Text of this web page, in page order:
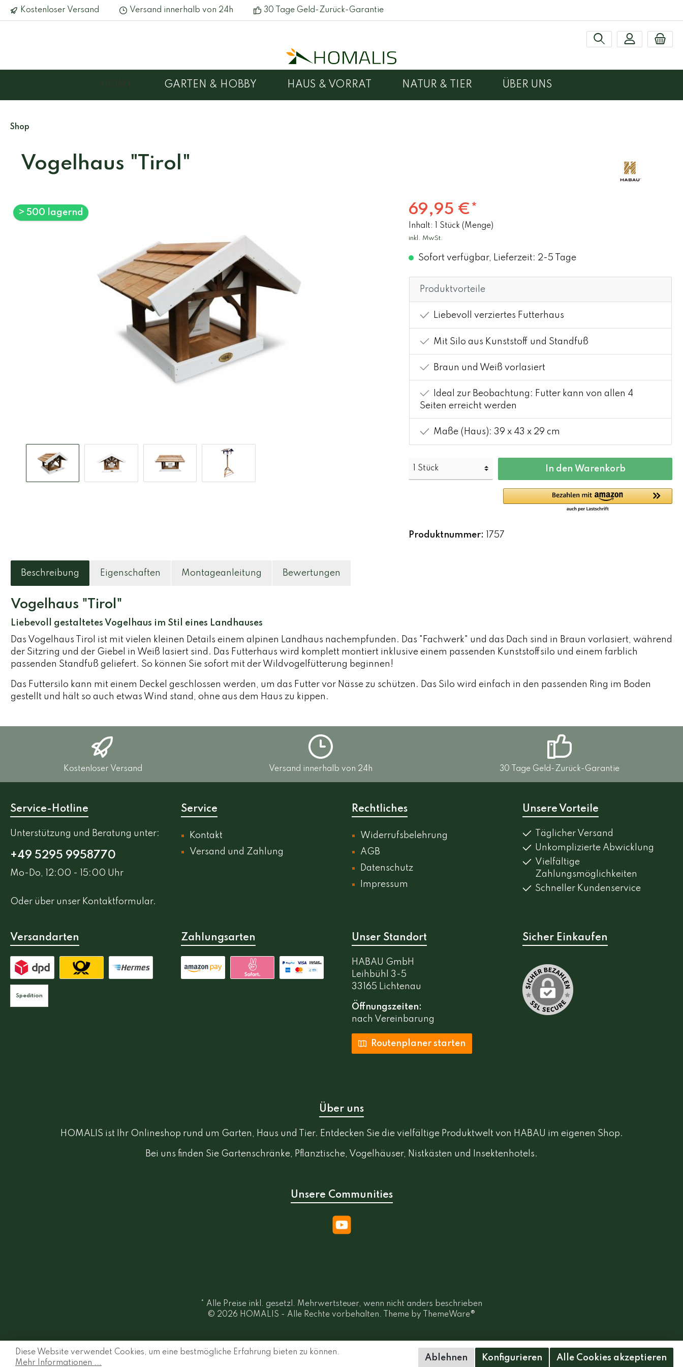
Kostenloser Versand Versand innerhalb von 24h 30 Tage Geld-Zurück-Garantie
GARTEN & HOBBY HAUS & VORRAT NATUR & TIER ÜBER UNS
Reinigungsbleche
Shop
Vogelhaus "Tirol"
> 500 lagernd 69,95 €*
Inhalt: 1 Stück (Menge)
inkl. MwSt.
Sofort verfügbar, Lieferzeit: 2-5 Tage
Produktvorteile
Liebevoll verziertes Futterhaus
Mit Silo aus Kunststoff und Standfuß
Braun und Weiß vorlasiert
Ideal zur Beobachtung: Futter kann von allen 4
Seiten erreicht werden
Maße (Haus): 39 x 43 x 29 cm
In den Warenkorb
Produktnummer: 1757
Beschreibung Eigenschaften Montageanleitung Bewertungen
Vogelhaus "Tirol"
Liebevoll gestaltetes Vogelhaus im Stil eines Landhauses
Das Vogelhaus Tirol ist mit vielen kleinen Details einem alpinen Landhaus nachempfunden. Das "Fachwerk" und das Dach sind in Braun vorlasiert, während
der Sitzring und der Giebel in Weiß lasiert sind. Das Futterhaus wird komplett montiert inklusive einem passenden Kunststoffsilo und einem farblich
passenden Standfuß geliefert. So können Sie sofort mit der Wildvogelfütterung beginnen!
Das Futtersilo kann mit einem Deckel geschlossen werden, um das Futter vor Nässe zu schützen. Das Silo wird einfach in den passenden Ring im Boden
gestellt und hält so auch etwas Wind stand, ohne aus dem Haus zu kippen.
Kostenloser Versand Versand innerhalb von 24h 30 Tage Geld-Zurück-Garantie
Service-Hotline
Unterstützung und Beratung unter:
+49 5295 9958770
Mo-Do, 12:00 - 15:00 Uhr
Oder über unser Kontaktformular.
Service
Kontakt
Versand und Zahlung
Rechtliches
Widerrufsbelehrung
AGB
Datenschutz
Impressum
Unsere Vorteile
Täglicher Versand
Unkomplizierte Abwicklung
Vielfältige
Zahlungsmöglichkeiten
Schneller Kundenservice
Versandarten
Spedition
Zahlungsarten Unser Standort
HABAU GmbH
Leihbühl 3-5
33165 Lichtenau
Öffnungszeiten:
nach Vereinbarung
Routenplaner starten
Sicher Einkaufen
Über uns
HOMALIS ist Ihr Onlineshop rund um Garten, Haus und Tier. Entdecken Sie die vielfältige Produktwelt von HABAU im eigenen Shop.
Bei uns finden Sie Gartenschränke, Pflanztische, Vogelhäuser, Nistkästen und Insektenhotels.
Unsere Communities
* Alle Preise inkl. gesetzl. Mehrwertsteuer, wenn nicht anders beschrieben
© 2026 HOMALIS - Alle Rechte vorbehalten. Theme by
ThemeWare®
Diese Website verwendet Cookies, um eine bestmögliche Erfahrung bieten zu können.
Mehr Informationen ...
Ablehnen Konfigurieren Alle Cookies akzeptieren